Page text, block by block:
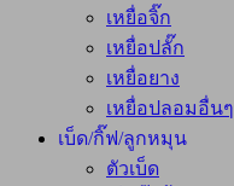
เหยื่อจิ๊ก
เหยื่อปลั๊ก
เหยื่อยาง
เหยื่อปลอมอื่นๆ
เบ็ด/กิ๊ฟ/ลูกหมุน
ตัวเบ็ด